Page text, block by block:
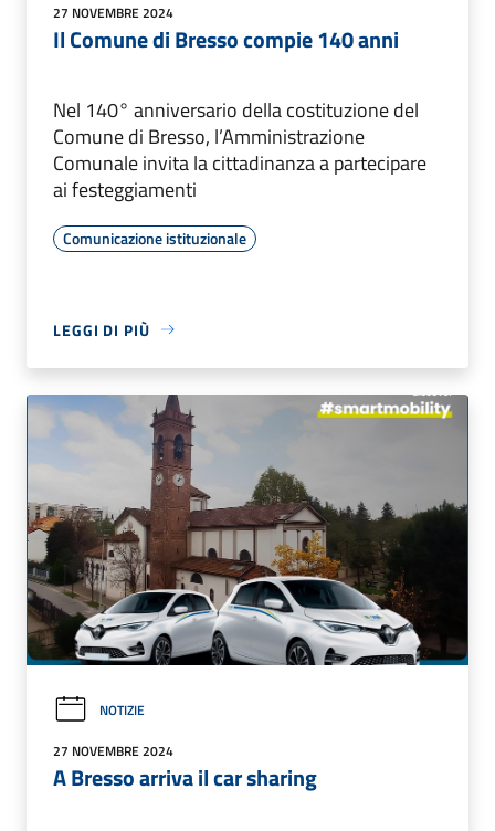
27 NOVEMBRE 2024
Il Comune di Bresso compie 140 anni
Nel 140° anniversario della costituzione del
Comune di Bresso, l’Amministrazione
Comunale invita la cittadinanza a partecipare
ai festeggiamenti
Comunicazione istituzionale
LEGGI DI PIÙ
NOTIZIE
27 NOVEMBRE 2024
A Bresso arriva il car sharing